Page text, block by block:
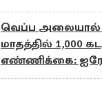
வெப்ப அலையால்
மாதத்தில் 1,000
எண்ணிக்கை:
நாடொன்று தகவல்